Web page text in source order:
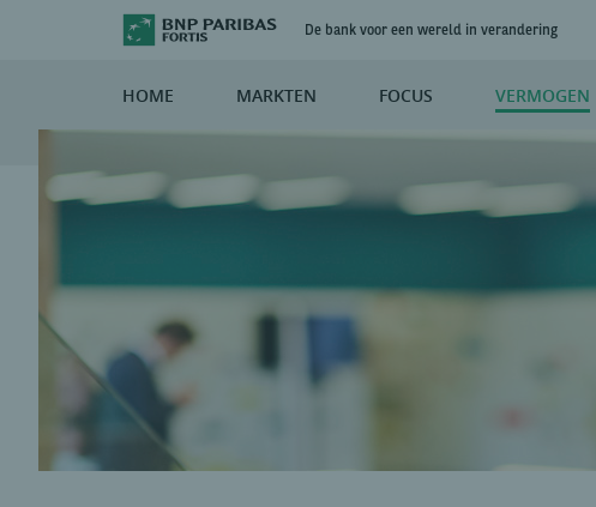
De bank voor een wereld in verandering
HOME MARKTEN FOCUS VERMOGEN